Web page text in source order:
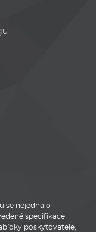
se nejedná o
specifikace
poskytovatele,